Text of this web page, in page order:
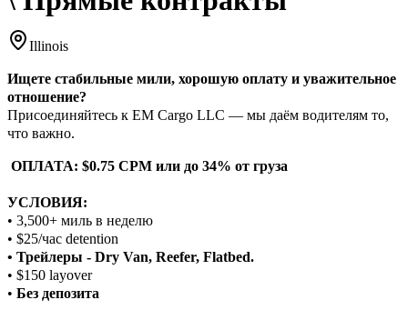
Illinois
Ищете стабильные мили, хорошую оплату и уважительное
отношение?
Присоединяйтесь к EM Cargo LLC — мы даём водителям то,
что важно.
ОПЛАТА: $0.75 CPM или до 34% от груза
УСЛОВИЯ:
• 3,500+ миль в неделю
• $25/час detention
• Трейлеры - Dry Van, Reefer, Flatbed.
• $150 layover
• Без депозита